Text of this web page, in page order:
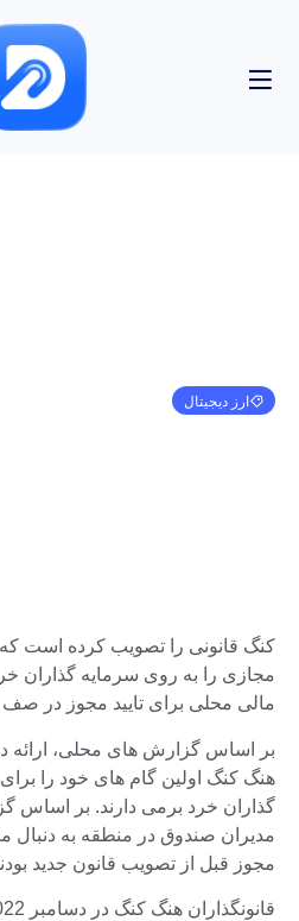
ارز دیجیتال
کنگ قانونی را تصویب کرده است که
مجازی را به روی سرمایه گذاران
مالی محلی برای تایید مجوز در صف
بر اساس گزارش های محلی، ارائه
هنگ کنگ اولین گام های خود را
گذاران خرد برمی دارند. بر اساس
مدیران صندوق در منطقه به دنبال
مجوز قبل از تصویب قانون جدید